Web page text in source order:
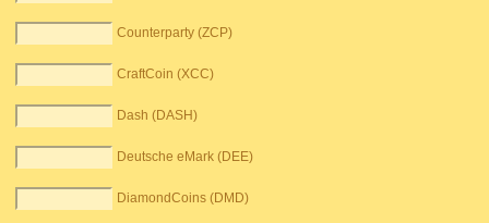
Counterparty (ZCP)
CraftCoin (XCC)
Dash (DASH)
Deutsche eMark (DEE)
DiamondCoins (DMD)